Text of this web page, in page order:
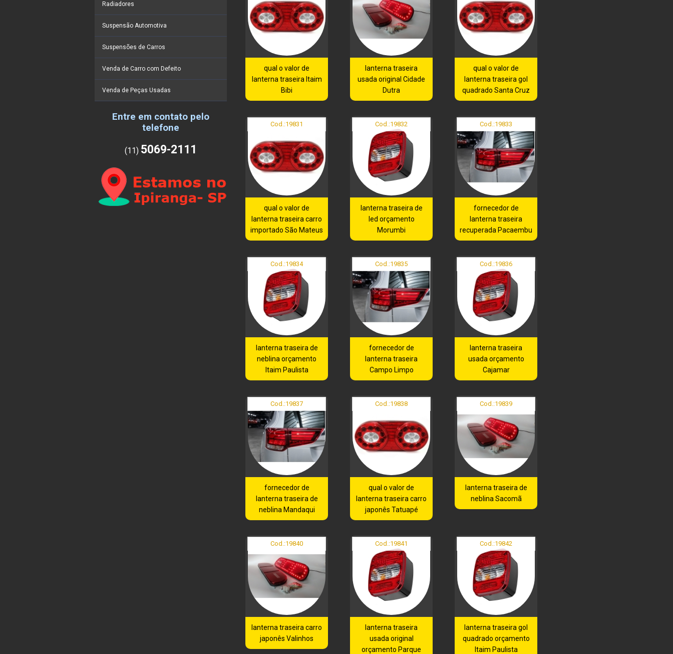
Radiadores
Suspensão Automotiva
Suspensões de Carros
Venda de Carro com Defeito
Venda de Peças Usadas
Entre em contato pelo
telefone
(11) 5069-2111
qual o valor de
lanterna traseira Itaim
Bibi
lanterna traseira
usada original Cidade
Dutra
qual o valor de
lanterna traseira gol
quadrado Santa Cruz
Cod.:19831
qual o valor de
lanterna traseira carro
importado São Mateus
Cod.:19832
lanterna traseira de
led orçamento
Morumbi
Cod.:19833
fornecedor de
lanterna traseira
recuperada Pacaembu
Cod.:19834
lanterna traseira de
neblina orçamento
Itaim Paulista
Cod.:19835
fornecedor de
lanterna traseira
Campo Limpo
Cod.:19836
lanterna traseira
usada orçamento
Cajamar
Cod.:19837
fornecedor de
lanterna traseira de
neblina Mandaqui
Cod.:19838
qual o valor de
lanterna traseira carro
japonês Tatuapé
Cod.:19839
lanterna traseira de
neblina Sacomã
Cod.:19840
lanterna traseira carro
japonês Valinhos
Cod.:19841
lanterna traseira
usada original
orçamento Parque
Cod.:19842
lanterna traseira gol
quadrado orçamento
Itaim Paulista